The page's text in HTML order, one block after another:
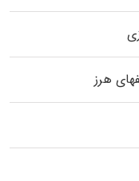
هرز